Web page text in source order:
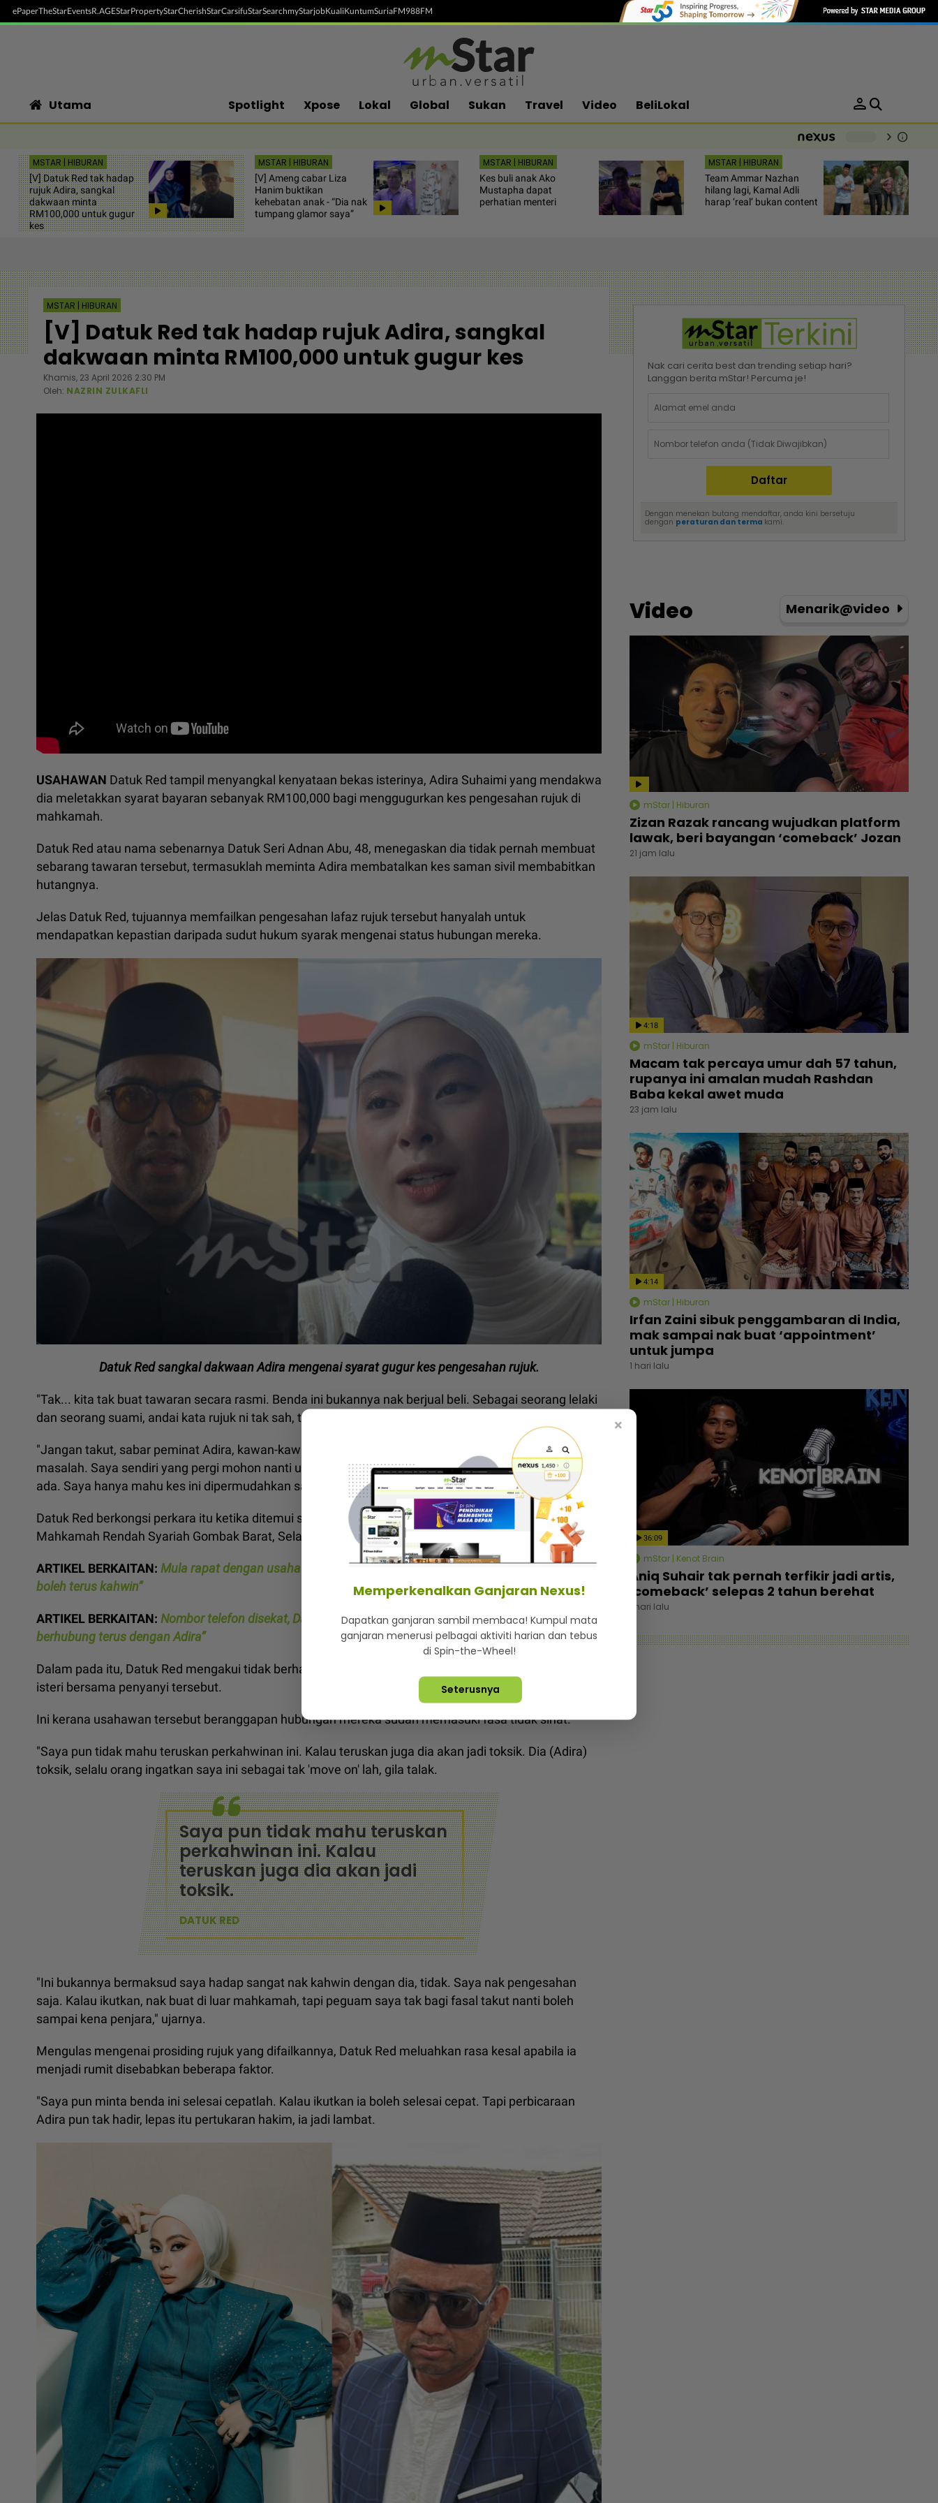
ePaperTheStarEventsR.AGEStarPropertyStarCherishStarCarsifuStarSearchmyStarjobKualiKuntumSuriaFM988FM
Utama Spotlight Xpose Lokal Global Sukan Travel Video BeliLokal person
chevron_right info
MSTAR | HIBURAN
[V] Datuk Red tak hadap
rujuk Adira, sangkal
dakwaan minta
RM100,000 untuk gugur
kes
MSTAR | HIBURAN
[V] Ameng cabar Liza
Hanim buktikan
kehebatan anak - “Dia nak
tumpang glamor saya”
MSTAR | HIBURAN
Kes buli anak Ako
Mustapha dapat
perhatian menteri
MSTAR | HIBURAN
Team Ammar Nazhan
hilang lagi, Kamal Adli
harap ‘real’ bukan content
MSTAR | HIBURAN
[V] Datuk Red tak hadap rujuk Adira, sangkal
dakwaan minta RM100,000 untuk gugur kes
Khamis, 23 April 2026 2:30 PM
Oleh: NAZRIN ZULKAFLI
USAHAWAN Datuk Red tampil menyangkal kenyataan bekas isterinya, Adira Suhaimi yang mendakwa
dia meletakkan syarat bayaran sebanyak RM100,000 bagi menggugurkan kes pengesahan rujuk di
mahkamah.
Datuk Red atau nama sebenarnya Datuk Seri Adnan Abu, 48, menegaskan dia tidak pernah membuat
sebarang tawaran tersebut, termasuklah meminta Adira membatalkan kes saman sivil membabitkan
hutangnya.
Jelas Datuk Red, tujuannya memfailkan pengesahan lafaz rujuk tersebut hanyalah untuk
mendapatkan kepastian daripada sudut hukum syarak mengenai status hubungan mereka.
Datuk Red sangkal dakwaan Adira mengenai syarat gugur kes pengesahan rujuk.
"Tak... kita tak buat tawaran secara rasmi. Benda ini bukannya nak berjual beli. Sebagai seorang lelaki
dan seorang suami, andai kata rujuk ni tak sah, tak apa.
"Jangan takut, sabar peminat Adira, kawan-kawan dia atau sesiapa, kalau rujuk ini sah, tak ada
masalah. Saya sendiri yang pergi mohon nanti untuk berpisah. Jangan risau. Benda ini (dakwaan) tak
ada. Saya hanya mahu kes ini dipermudahkan sahaja," katanya kepada mStar.
Datuk Red berkongsi perkara itu ketika ditemui selepas perbicaraan kes rujuk di antara mereka di
Mahkamah Rendah Syariah Gombak Barat, Selangor pada Khamis.
ARTIKEL BERKAITAN: Mula rapat dengan usahawan wanita, Datuk Red dapat sinar baharu... “Tapi tak
boleh terus kahwin”
ARTIKEL BERKAITAN: Nombor telefon disekat, Datuk Red tak mahu berurusan dengan bibik... “Saya nak
berhubung terus dengan Adira”
Dalam pada itu, Datuk Red mengakui tidak berhasrat untuk meneruskan kehidupan sebagai suami
isteri bersama penyanyi tersebut.
Ini kerana usahawan tersebut beranggapan hubungan mereka sudah memasuki fasa tidak sihat.
"Saya pun tidak mahu teruskan perkahwinan ini. Kalau teruskan juga dia akan jadi toksik. Dia (Adira)
toksik, selalu orang ingatkan saya ini sebagai tak 'move on' lah, gila talak.
Saya pun tidak mahu teruskan
perkahwinan ini. Kalau
teruskan juga dia akan jadi
toksik.
DATUK RED
"Ini bukannya bermaksud saya hadap sangat nak kahwin dengan dia, tidak. Saya nak pengesahan
saja. Kalau ikutkan, nak buat di luar mahkamah, tapi peguam saya tak bagi fasal takut nanti boleh
sampai kena penjara," ujarnya.
Mengulas mengenai prosiding rujuk yang difailkannya, Datuk Red meluahkan rasa kesal apabila ia
menjadi rumit disebabkan beberapa faktor.
"Saya pun minta benda ini selesai cepatlah. Kalau ikutkan ia boleh selesai cepat. Tapi perbicaraan
Adira pun tak hadir, lepas itu pertukaran hakim, ia jadi lambat.
Nak cari cerita best dan trending setiap hari?
Langgan berita mStar! Percuma je!
Dengan menekan butang mendaftar, anda kini bersetuju
dengan peraturan dan terma kami.
Video Menarik@video
mStar | Hiburan
Zizan Razak rancang wujudkan platform
lawak, beri bayangan ‘comeback’ Jozan
21 jam lalu
4:18
mStar | Hiburan
Macam tak percaya umur dah 57 tahun,
rupanya ini amalan mudah Rashdan
Baba kekal awet muda
23 jam lalu
4:14
mStar | Hiburan
Irfan Zaini sibuk penggambaran di India,
mak sampai nak buat ‘appointment’
untuk jumpa
1 hari lalu
36:09
mStar | Kenot Brain
Aniq Suhair tak pernah terfikir jadi artis,
‘comeback’ selepas 2 tahun berehat
1 hari lalu
×
Memperkenalkan Ganjaran Nexus!
Dapatkan ganjaran sambil membaca! Kumpul mata
ganjaran menerusi pelbagai aktiviti harian dan tebus
di Spin-the-Wheel!
Seterusnya